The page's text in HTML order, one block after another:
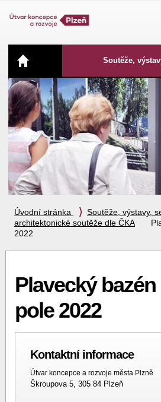
Navigace Soutěže,
Úvodní stránka Soutěže, výstavy,
architektonické soutěže dle ČKA
2022
Plavecký
pole 2022
Kontaktní informace
Útvar koncepce a rozvoje města Plzně
Škroupova 5, 305 84 Plzeň